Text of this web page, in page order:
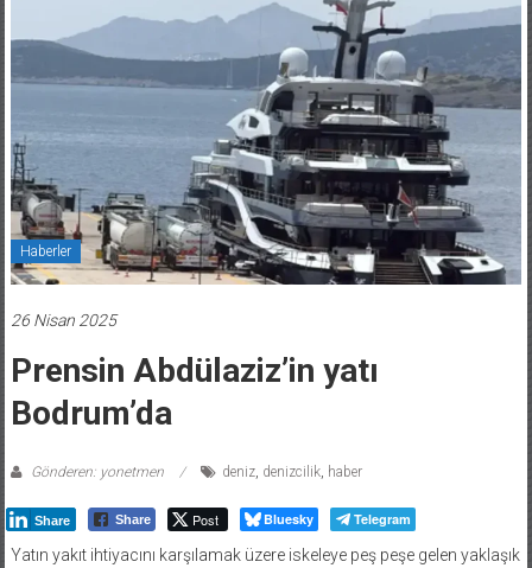
Haberler
26 Nisan 2025
Prensin Abdülaziz’in yatı
Bodrum’da
Gönderen: yonetmen deniz, denizcilik, haber
Share Share Post Bluesky Telegram
Yatın yakıt ihtiyacını karşılamak üzere iskeleye peş peşe gelen yaklaşık